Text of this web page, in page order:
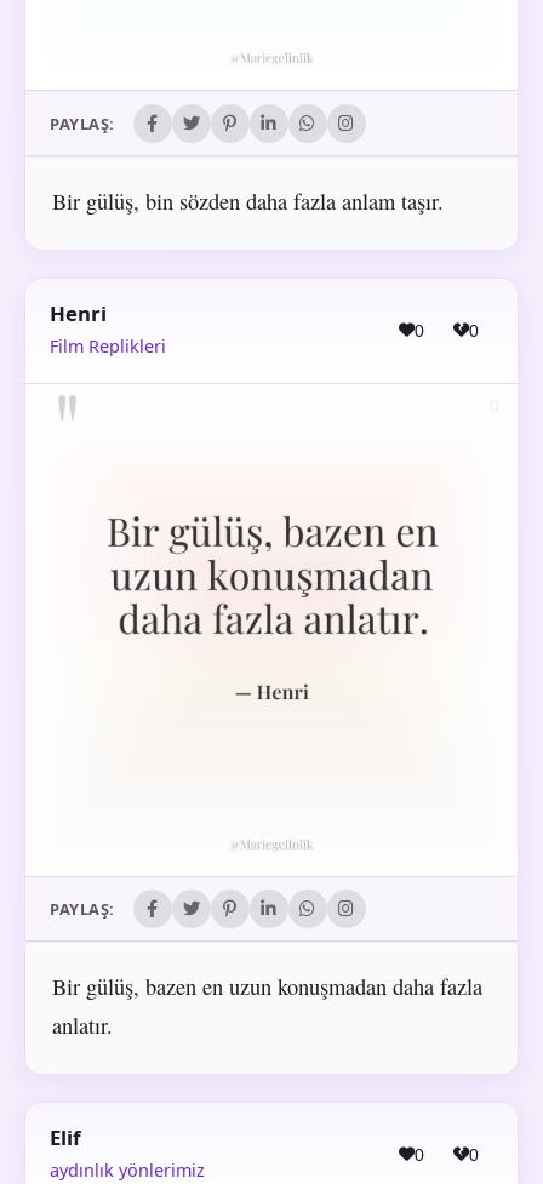
PAYLAŞ:
Bir gülüş, bin sözden daha fazla anlam taşır.
Henri
Film Replikleri
0 0
PAYLAŞ:
Bir gülüş, bazen en uzun konuşmadan daha fazla
anlatır.
Elif
aydınlık yönlerimiz
0 0